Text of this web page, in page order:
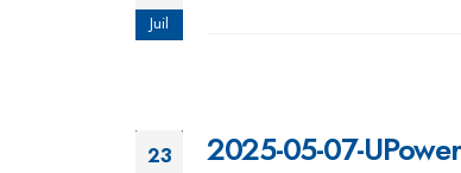
Juil
23 2025-05-07-